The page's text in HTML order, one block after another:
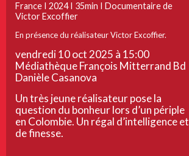
France I 2024 I 35min I Documentaire de
Victor Excoffier
En présence du réalisateur Victor Excoffier.
vendredi 10 oct 2025 à 15:00
Médiathèque François Mitterrand Bd
Danièle Casanova
Un très jeune réalisateur pose la
question du bonheur lors d’un périple
en Colombie. Un régal d’intelligence et
de finesse.